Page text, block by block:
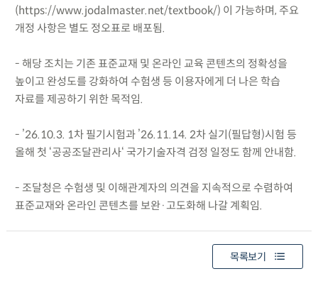
(https://www.jodalmaster.net/textbook/) 이 가능하며, 주요
개정 사항은 별도 정오표로 배포됨.
- 해당 조치는 기존 표준교재 및 온라인 교육 콘텐츠의 정확성을
높이고 완성도를 강화하여 수험생 등 이용자에게 더 나은 학습
자료를 제공하기 위한 목적임.
- ’26.10.3. 1차 필기시험과 ’26.11.14. 2차 실기(필답형)시험 등
올해 첫 ‘공공조달관리사‘ 국가기술자격 검정 일정도 함께 안내함.
- 조달청은 수험생 및 이해관계자의 의견을 지속적으로 수렴하여
표준교재와 온라인 콘텐츠를 보완·고도화해 나갈 계획임.
목록보기